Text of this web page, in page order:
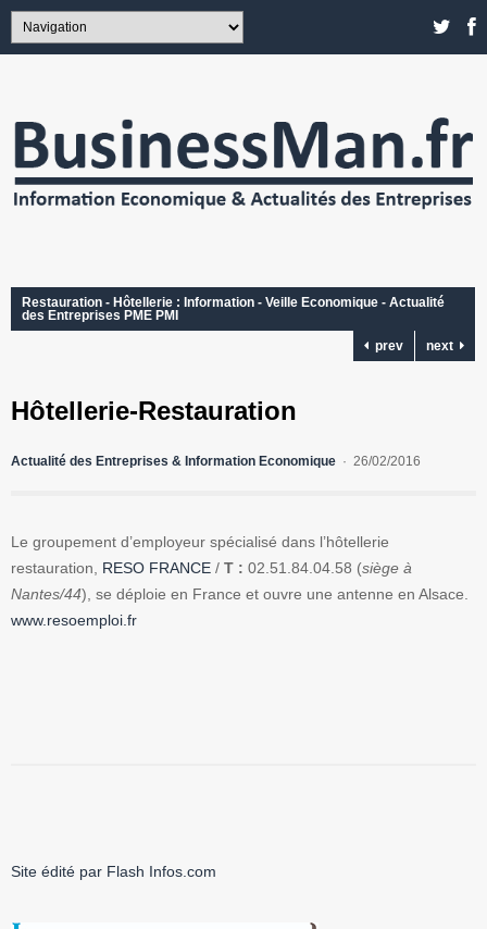
Restauration - Hôtellerie : Information - Veille Economique - Actualité
des Entreprises PME PMI
prev
next
Hôtellerie-Restauration
Actualité des Entreprises & Information Economique 26/02/2016
Le groupement d’employeur spécialisé dans l’hôtellerie
restauration, RESO FRANCE / T : 02.51.84.04.58 (siège à
Nantes/44), se déploie en France et ouvre une antenne en Alsace.
www.resoemploi.fr
Site édité par Flash Infos.com